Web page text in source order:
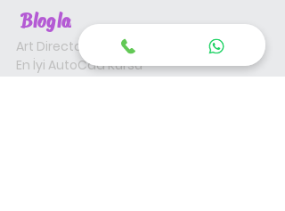
Blogla
Art Director Nasıl Olunur ?
En İyi AutoCad Kursu